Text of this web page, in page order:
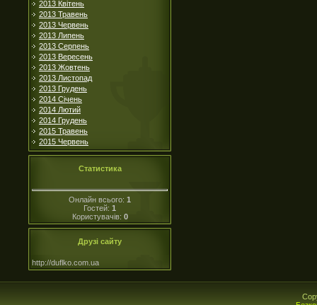
2013 Квітень
2013 Травень
2013 Червень
2013 Липень
2013 Серпень
2013 Вересень
2013 Жовтень
2013 Листопад
2013 Грудень
2014 Січень
2014 Лютий
2014 Грудень
2015 Травень
2015 Червень
Статистика
Онлайн всього: 1
Гостей: 1
Користувачів: 0
Друзі сайту
http://duflko.com.ua